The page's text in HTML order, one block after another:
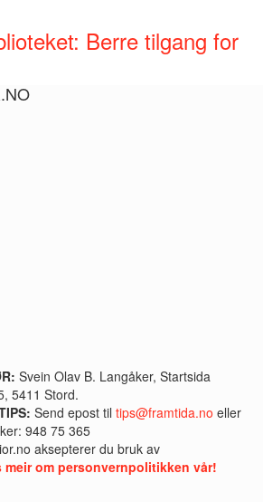
Berre tilgang for
Svein Olav B. Langåker, Startsida
5411 Stord.
Send epost til tips@framtida.no eller
948 75 365
aksepterer du bruk av
meir om personvernpolitikken vår!